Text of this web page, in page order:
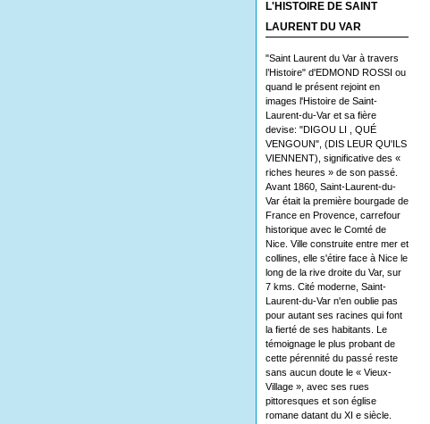
L'HISTOIRE DE SAINT
LAURENT DU VAR
"Saint Laurent du Var à travers
l’Histoire" d'EDMOND ROSSI ou
quand le présent rejoint en
images l'Histoire de Saint-
Laurent-du-Var et sa fière
devise: "DIGOU LI , QUÉ
VENGOUN", (DIS LEUR QU'ILS
VIENNENT), significative des «
riches heures » de son passé.
Avant 1860, Saint-Laurent-du-
Var était la première bourgade de
France en Provence, carrefour
historique avec le Comté de
Nice. Ville construite entre mer et
collines, elle s'étire face à Nice le
long de la rive droite du Var, sur
7 kms. Cité moderne, Saint-
Laurent-du-Var n'en oublie pas
pour autant ses racines qui font
la fierté de ses habitants. Le
témoignage le plus probant de
cette pérennité du passé reste
sans aucun doute le « Vieux-
Village », avec ses rues
pittoresques et son église
romane datant du XI e siècle.